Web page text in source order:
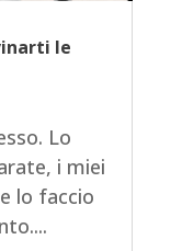
le
Lo
i miei
lo faccio